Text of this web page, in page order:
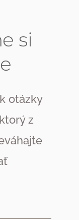
si
otázky
z